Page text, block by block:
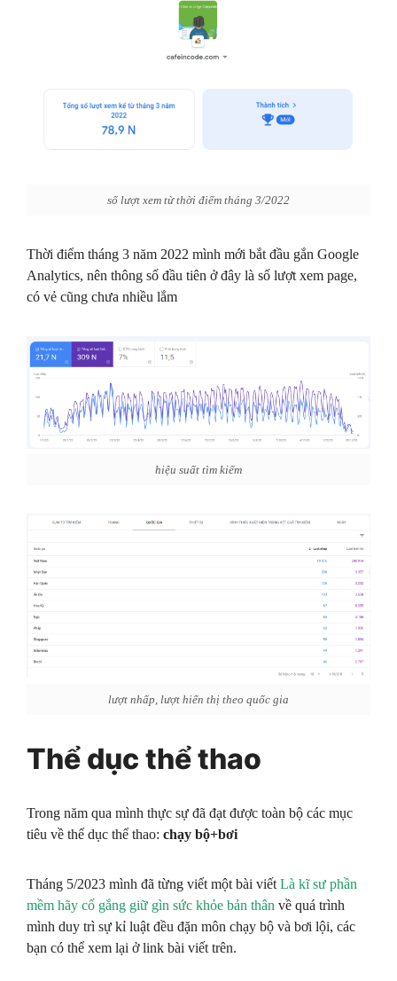
số lượt xem từ thời điểm tháng 3/2022
Thời điểm tháng 3 năm 2022 mình mới bắt đầu gắn Google
Analytics, nên thông số đầu tiên ở đây là số lượt xem page,
có vẻ cũng chưa nhiều lắm
hiệu suất tìm kiếm
lượt nhấp, lượt hiển thị theo quốc gia
Thể dục thể thao
Trong năm qua mình thực sự đã đạt được toàn bộ các mục
tiêu về thể dục thể thao: chạy bộ+bơi
Tháng 5/2023 mình đã từng viết một bài viết Là kĩ sư phần
mềm hãy cố gắng giữ gìn sức khỏe bản thân về quá trình
mình duy trì sự kỉ luật đều đặn môn chạy bộ và bơi lội, các
bạn có thể xem lại ở link bài viết trên.